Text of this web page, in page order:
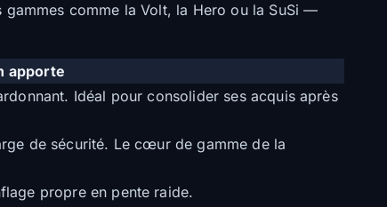
gammes comme laVolt, la Hero ou la SuSi —
apporte
Idéal pour consolider ses acquis après
de sécurité. Le cœur de gamme de la
propre en pente raide.